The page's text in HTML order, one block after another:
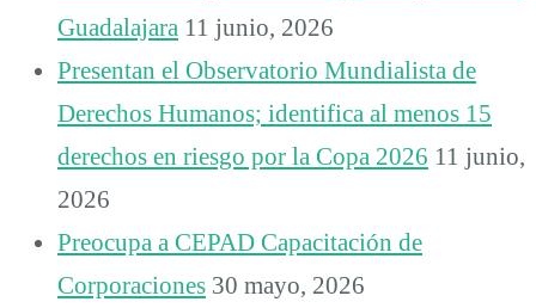
Guadalajara 11 junio, 2026
Presentan el Observatorio Mundialista de
Derechos Humanos; identifica al menos 15
derechos en riesgo por la Copa 2026 11 junio,
2026
Preocupa a CEPAD Capacitación de
Corporaciones 30 mayo, 2026